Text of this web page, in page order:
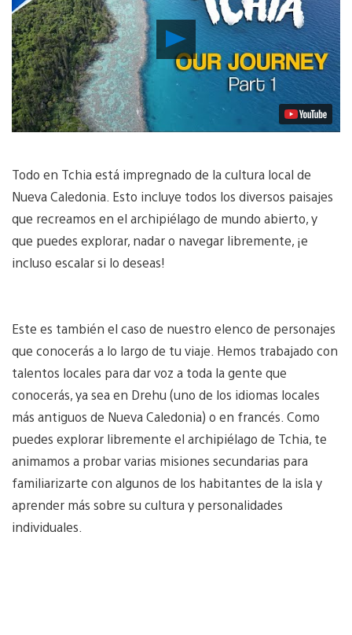
Reproducir
Video
Todo en Tchia está impregnado de la cultura local de
Nueva Caledonia. Esto incluye todos los diversos paisajes
que recreamos en el archipiélago de mundo abierto, y
que puedes explorar, nadar o navegar libremente, ¡e
incluso escalar si lo deseas!
Este es también el caso de nuestro elenco de personajes
que conocerás a lo largo de tu viaje. Hemos trabajado con
talentos locales para dar voz a toda la gente que
conocerás, ya sea en Drehu (uno de los idiomas locales
más antiguos de Nueva Caledonia) o en francés. Como
puedes explorar libremente el archipiélago de Tchia, te
animamos a probar varias misiones secundarias para
familiarizarte con algunos de los habitantes de la isla y
aprender más sobre su cultura y personalidades
individuales.